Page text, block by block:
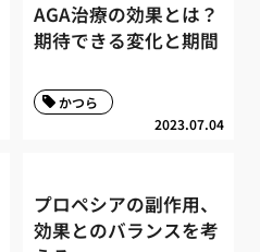
AGA治療の効果とは？
期待できる変化と期間
2023.07.04
かつら
プロペシアの副作用、
効果とのバランスを考